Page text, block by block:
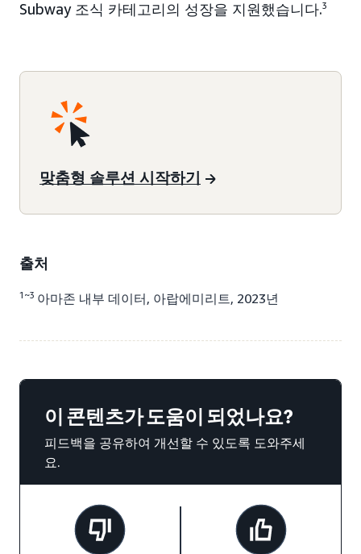
Subway 조식 카테고리의 성장을 지원했습니다.3
맞춤형 솔루션 시작하기
출처
1~3 아마존 내부 데이터, 아랍에미리트, 2023년
이 콘텐츠가 도움이 되었나요?
피드백을 공유하여 개선할 수 있도록 도와주세
요.